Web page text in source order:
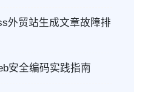
外贸站生成文章故障排
安全编码实践指南